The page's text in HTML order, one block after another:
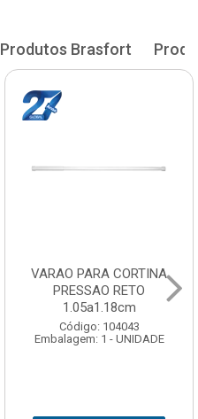
Produtos Brasfort
VARAO PARA CORTINA
PRESSAO RETO
1.20a1.33cm
Código: 104051
Embalagem: 1 - UNIDADE